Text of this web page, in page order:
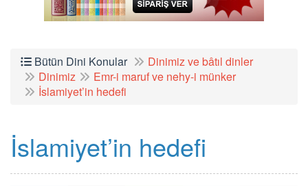
Bütün Dini Konular
Dinimiz ve bâtıl dinler
Dinimiz
Emr-i maruf ve nehy-i münker
İslamiyet’in hedefi
İslamiyet’in hedefi